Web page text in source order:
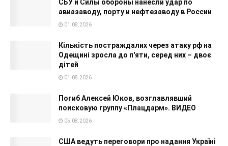
СБУ и Силы обороны нанесли удар по
авиазаводу, порту и нефтезаводу в России
01.08.2026
Кількість постраждалих через атаку рф на
Одещині зросла до п'яти, серед них – двоє
дітей
01.08.2026
Погиб Алексей Юков, возглавлявший
поисковую группу «Плацдарм». ВИДЕО
05.08.2026
США ведуть переговори про надання Україні